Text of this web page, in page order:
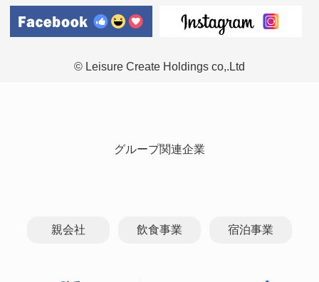
© Leisure Create Holdings co,.Ltd
グループ関連企業
親会社 飲食事業 宿泊事業